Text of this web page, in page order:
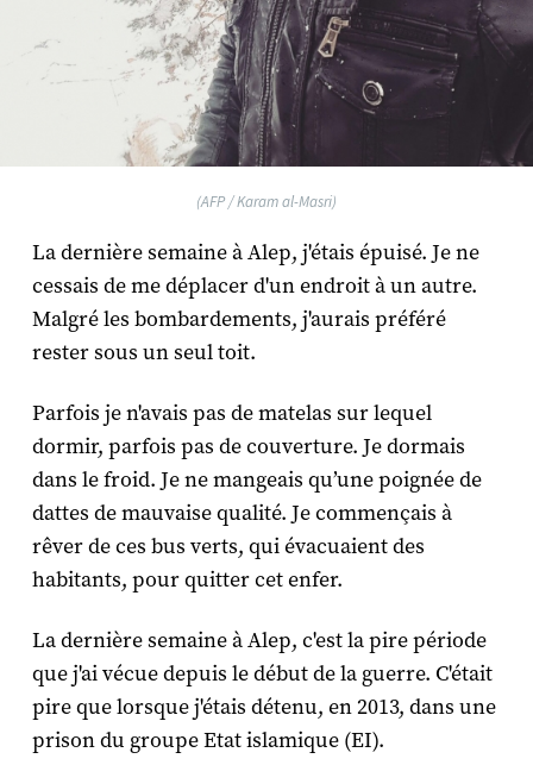
(AFP / Karam al-Masri)
La dernière semaine à Alep, j'étais épuisé. Je ne
cessais de me déplacer d'un endroit à un autre.
Malgré les bombardements, j'aurais préféré
rester sous un seul toit.
Parfois je n'avais pas de matelas sur lequel
dormir, parfois pas de couverture. Je dormais
dans le froid. Je ne mangeais qu’une poignée de
dattes de mauvaise qualité. Je commençais à
rêver de ces bus verts, qui évacuaient des
habitants, pour quitter cet enfer.
La dernière semaine à Alep, c'est la pire période
que j'ai vécue depuis le début de la guerre. C'était
pire que lorsque j'étais détenu, en 2013, dans une
prison du groupe Etat islamique (EI).